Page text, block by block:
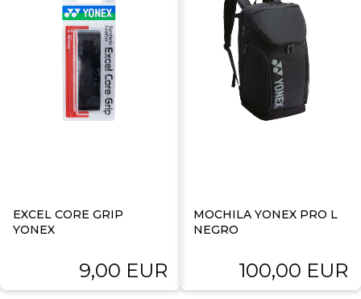
EXCEL CORE GRIP
YONEX
9,00 EUR
MOCHILA YONEX PRO L
NEGRO
100,00 EUR